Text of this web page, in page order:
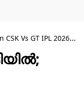
Vs GT IPL 2026